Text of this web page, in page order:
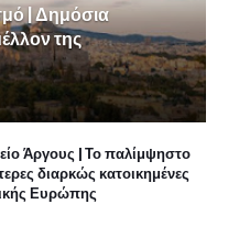
| Δημόσια
της
Άργους | Το παλίμψηστο
διαρκώς κατοικημένες
Ευρώπης